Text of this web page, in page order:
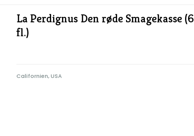
La Perdignus Den røde Smagekasse (6
fl.)
Californien, USA